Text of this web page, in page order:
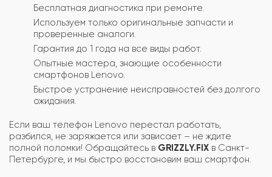
Бесплатная диагностика при ремонте.
Используем только оригинальные запчасти и
проверенные аналоги.
Гарантия до 1 года на все виды работ.
Опытные мастера, знающие особенности
смартфонов Lenovo.
Быстрое устранение неисправностей без долгого
ожидания.
Если ваш телефон Lenovo перестал работать,
разбился, не заряжается или зависает – не ждите
полной поломки! Обращайтесь в GRIZZLY.FIX в Санкт-
Петербурге, и мы быстро восстановим ваш смартфон.